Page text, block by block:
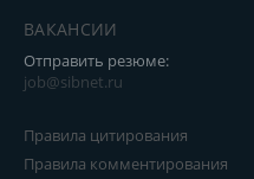
ВАКАНСИИ
Отправить резюме:
job@sibnet.ru
Правила цитирования
Правила комментирования